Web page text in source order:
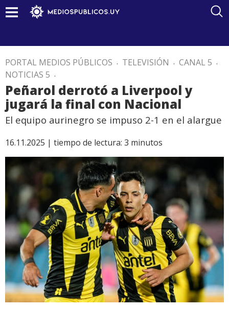
PORTAL MEDIOS PÚBLICOS . TELEVISIÓN . CANAL 5 .
NOTICIAS 5 .
Peñarol derrotó a Liverpool y
jugará la final con Nacional
El equipo aurinegro se impuso 2-1 en el alargue
16.11.2025 | tiempo de lectura: 3 minutos